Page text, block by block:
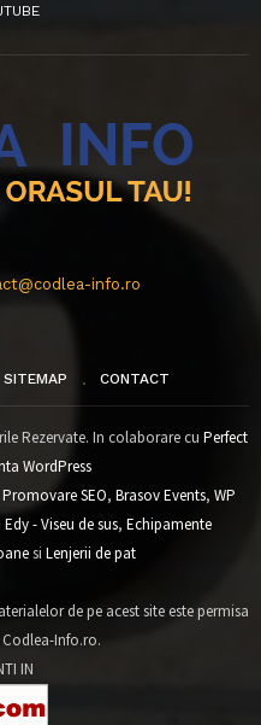
info.ro
SITEMAP CONTACT
Rezervate. In colaborare cu Perfect
WordPress
SEO, Brasov Events, WP
Edy - Viseu de sus, Echipamente
si Lenjerii de pat
de pe acest site este permisa
Info.ro.
IN